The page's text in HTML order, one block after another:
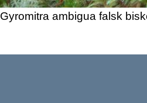
Gyromitra ambigua falsk